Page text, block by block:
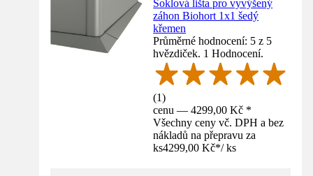
Soklová lišta pro vyvýšený
záhon Biohort 1x1 šedý
křemen
Průměrné hodnocení: 5 z 5
hvězdiček. 1 Hodnocení.
(1)
cenu — 4299,00 Kč *
Všechny ceny vč. DPH a bez
nákladů na přepravu za
ks4299,00 Kč*/ ks